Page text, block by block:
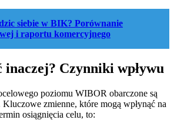
siebie w BIK? Porównanie
i raportu komercyjnego
inaczej? Czynniki wpływu
poziomu WIBOR obarczone są
zmienne, które mogą wpłynąć na
osiągnięcia celu, to: